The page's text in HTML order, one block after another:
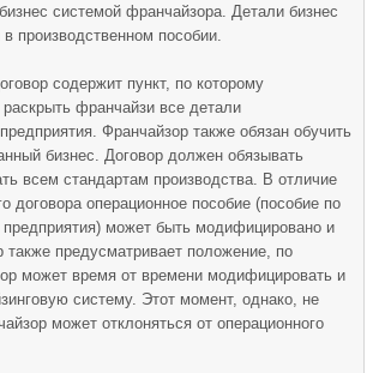
системой франчайзора. Детали бизнес
производственном пособии.
содержит пункт, по которому
франчайзи все детали
Франчайзор также обязан обучить
бизнес. Договор должен обязывать
всем стандартам производства. В отличие
договора операционное пособие (пособие по
может быть модифицировано и
также предусматривает положение, по
может время от времени модифицировать и
систему. Этот момент, однако, не
может отклоняться от операционного